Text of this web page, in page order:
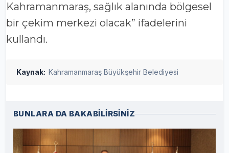
Kahramanmaraş, sağlık alanında bölgesel
bir çekim merkezi olacak” ifadelerini
kullandı.
Kaynak: Kahramanmaraş Büyükşehir Belediyesi
BUNLARA DA BAKABİLİRSİNİZ